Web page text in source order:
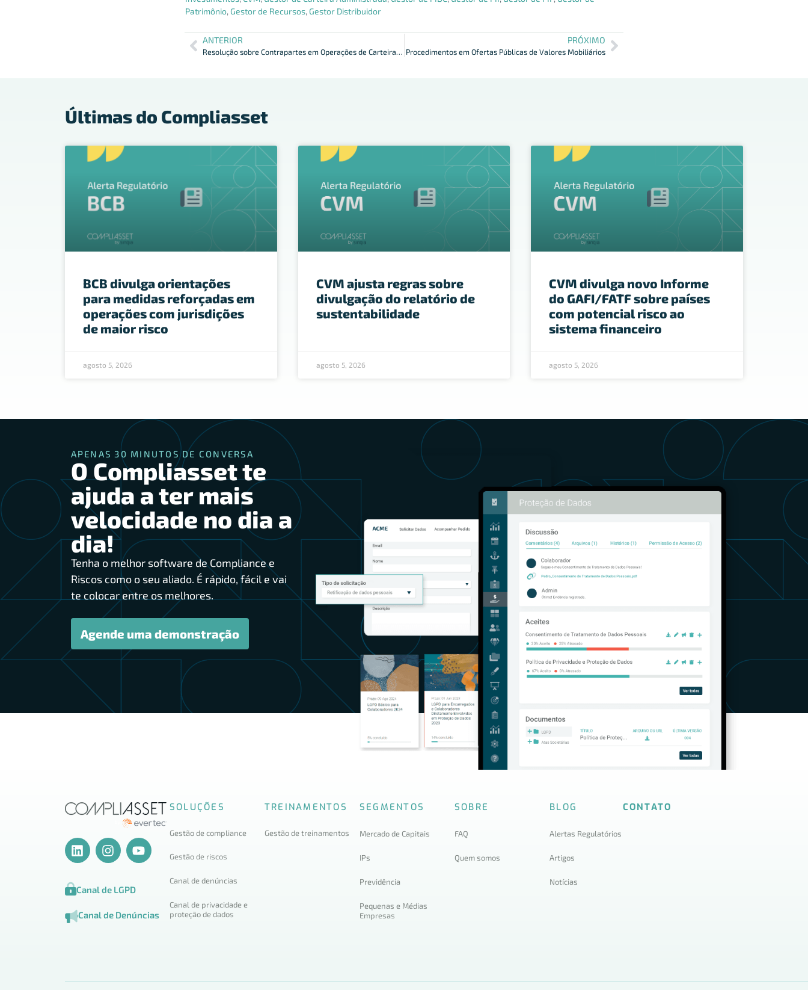
Patrimônio, Gestor de Recursos, Gestor Distribuidor
ANTERIOR
Resolução sobre Contrapartes em Operações de Carteiras: Publicada
PRÓXIMO
Procedimentos em Ofertas Públicas de Valores Mobiliários
Últimas do Compliasset
BCB divulga orientações
para medidas reforçadas em
operações com jurisdições
de maior risco
agosto 5, 2026
CVM ajusta regras sobre
divulgação do relatório de
sustentabilidade
agosto 5, 2026
CVM divulga novo Informe
do GAFI/FATF sobre países
com potencial risco ao
sistema financeiro
agosto 5, 2026
APENAS 30 MINUTOS DE CONVERSA
O Compliasset te
ajuda a ter mais
velocidade no dia a
dia!
Tenha o melhor software de Compliance e
Riscos como o seu aliado. É rápido, fácil e vai
te colocar entre os melhores.
Agende uma demonstração
Canal de LGPD
Canal de Denúncias
SOLUÇÕES
Gestão de compliance
Gestão de riscos
Canal de denúncias
Canal de privacidade e
proteção de dados
TREINAMENTOS
Gestão de treinamentos
SEGMENTOS
Mercado de Capitais
IPs
Previdência
Pequenas e Médias
Empresas
SOBRE
FAQ
Quem somos
BLOG
Alertas Regulatórios
Artigos
Notícias
CONTATO